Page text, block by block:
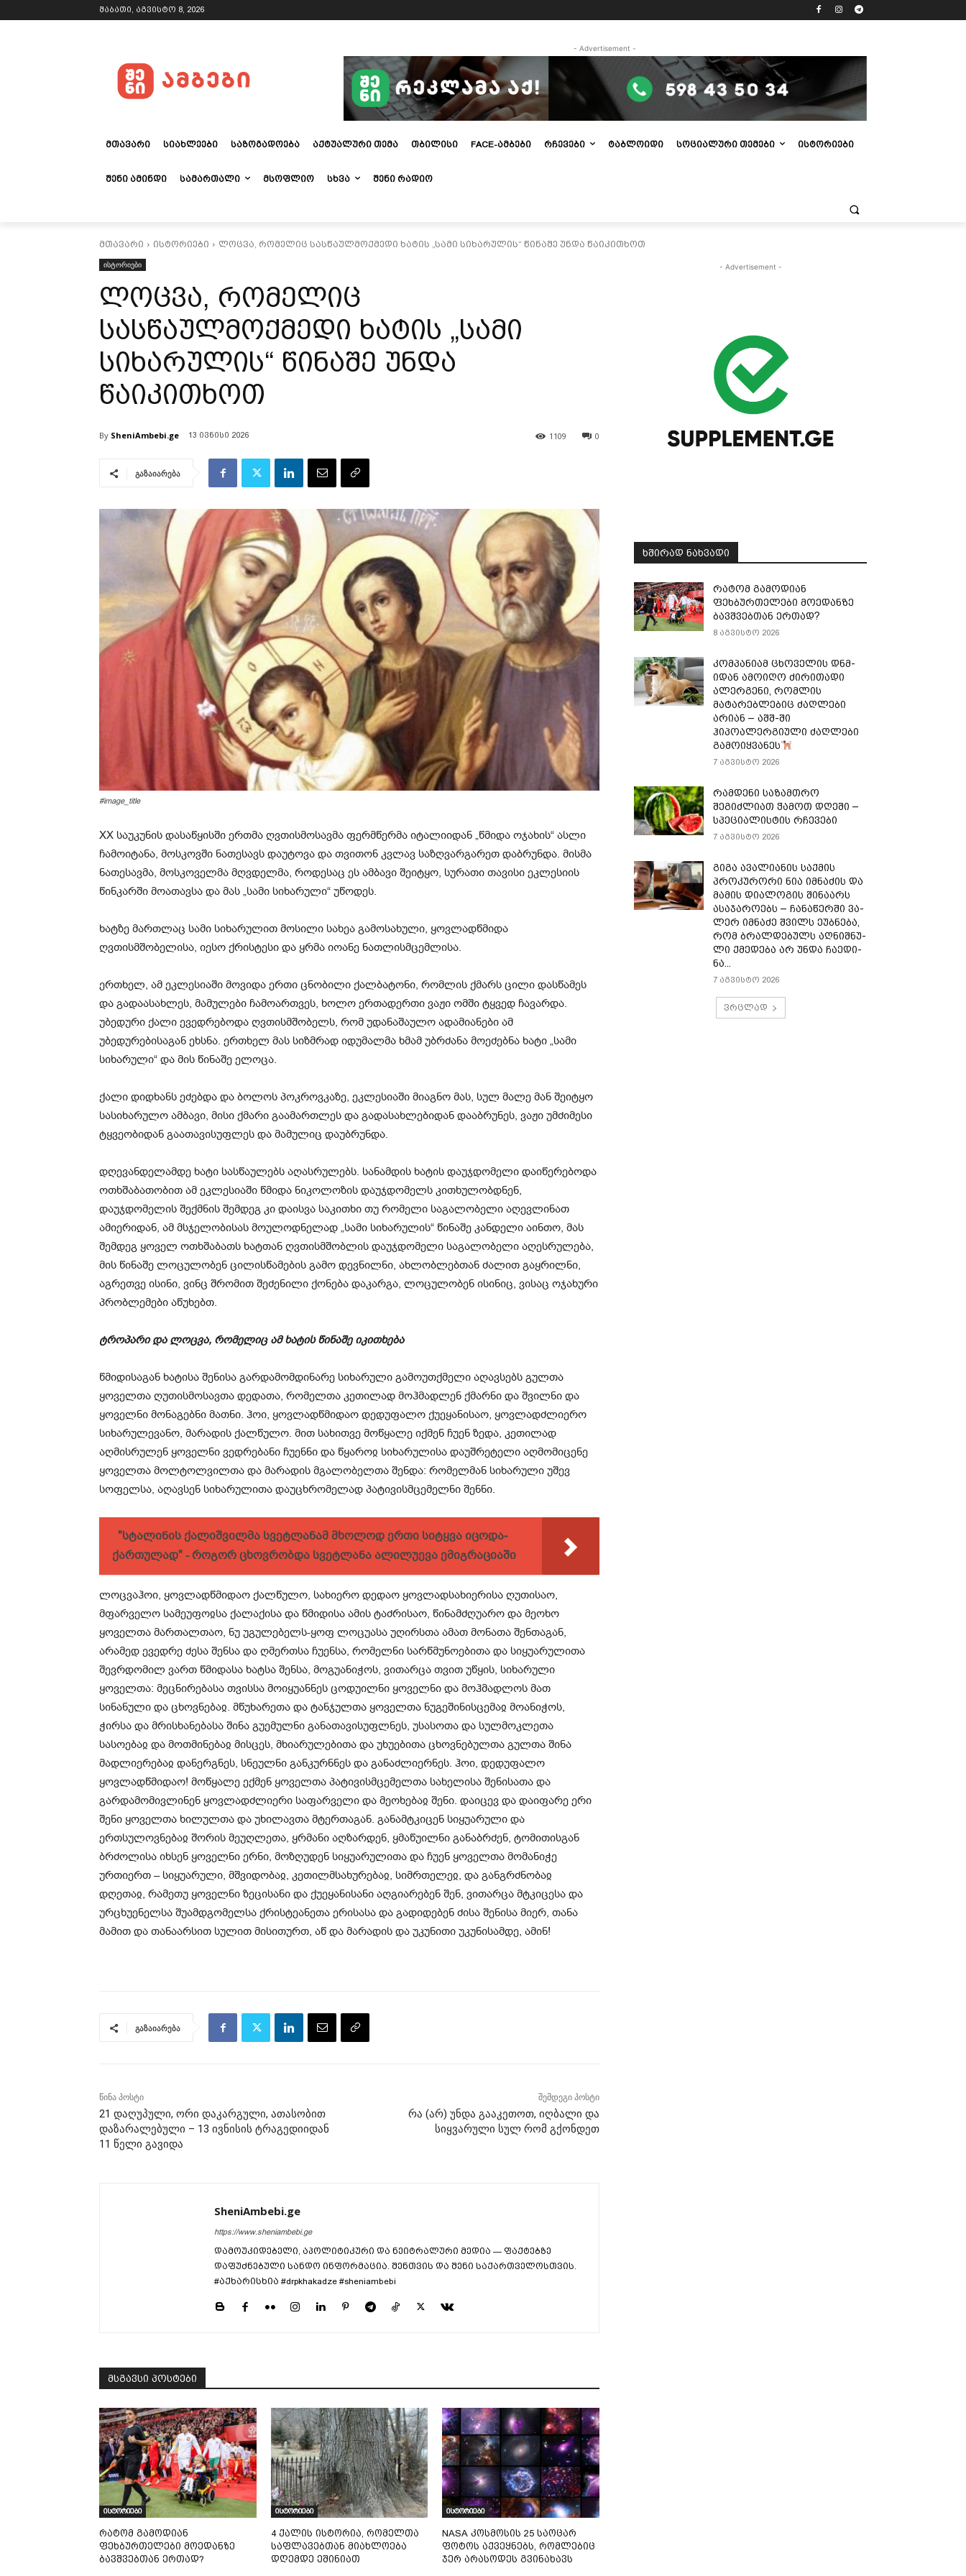
შაბათი, აგვისტო 8, 2026
- Advertisement -
ᲛᲗᲐᲕᲐᲠᲘ ᲡᲘᲐᲮᲚᲔᲔᲑᲘ ᲡᲐᲖᲝᲒᲐᲓᲝᲔᲑᲐ ᲐᲥᲢᲣᲐᲚᲣᲠᲘ ᲗᲔᲛᲐ ᲗᲑᲘᲚᲘᲡᲘ FACE-ᲐᲛᲑᲔᲑᲘ ᲠᲩᲔᲕᲔᲑᲘ ᲢᲐᲑᲚᲝᲘᲓᲘ ᲡᲝᲪᲘᲐᲚᲣᲠᲘ ᲗᲔᲛᲔᲑᲘ ᲘᲡᲢᲝᲠᲘᲔᲑᲘ
ᲨᲔᲜᲘ ᲐᲛᲘᲜᲓᲘ ᲡᲐᲛᲐᲠᲗᲐᲚᲘ ᲛᲡᲝᲤᲚᲘᲝ ᲡᲮᲕᲐ ᲨᲔᲜᲘ ᲠᲐᲓᲘᲝ
მთავარი ისტორიები
ლოცვა, რომელიც სასწაულმოქმედი ხატის „სამი სიხარულის“ წინაშე უნდა წაიკითხოთ
ისტორიები
ლოცვა, რომელიც
სასწაულმოქმედი ხატის „სამი
სიხარულის“ წინაშე უნდა
წაიკითხოთ
By SheniAmbebi.ge 13 ივნისი 2026 0
1109
გაზაიარება
#image_title
XX საუკუნის დასაწყისში ერთმა ღვთისმოსავმა ფერმწერმა იტალიიდან „წმიდა ოჯახის“ ასლი
ჩამოიტანა, მოსკოვში ნათესავს დაუტოვა და თვითონ კვლავ საზღვარგარეთ დაბრუნდა. მისმა
ნათესავმა, მოსკოველმა მღვდელმა, როდესაც ეს ამბავი შეიტყო, სურათი თავისი ეკლესიის
წინკარში მოათავსა და მას „სამი სიხარული“ უწოდეს.
ხატზე მართლაც სამი სიხარულით მოსილი სახეა გამოსახული, ყოვლადწმიდა
ღვთისმშობელისა, იესო ქრისტესი და ყრმა იოანე ნათლისმცემლისა.
ერთხელ, ამ ეკლესიაში მოვიდა ერთი ცნობილი ქალბატონი, რომლის ქმარს ცილი დასწამეს
და გადაასახლეს, მამულები ჩამოართვეს, ხოლო ერთადერთი ვაჟი ომში ტყვედ ჩავარდა.
უბედური ქალი ევედრებოდა ღვთისმშობელს, რომ უდანაშაულო ადამიანები ამ
უბედურებისაგან ეხსნა. ერთხელ მას სიზმრად იდუმალმა ხმამ უბრძანა მოეძებნა ხატი „სამი
სიხარული“ და მის წინაშე ელოცა.
ქალი დიდხანს ეძებდა და ბოლოს პოკროვკაზე, ეკლესიაში მიაგნო მას, სულ მალე მან შეიტყო
სასიხარულო ამბავი, მისი ქმარი გაამართლეს და გადასახლებიდან დააბრუნეს, ვაჟი უმძიმესი
ტყვეობიდან გაათავისუფლეს და მამულიც დაუბრუნდა.
დღევანდელამდე ხატი სასწაულებს აღასრულებს. სანამდის ხატის დაუჯდომელი დაიწერებოდა
ოთხშაბათობით ამ ეკლესიაში წმიდა ნიკოლოზის დაუჯდომელს კითხულობდნენ,
დაუჯდომელის შექმნის შემდეგ კი დაისვა საკითხი თუ რომელი საგალობელი აღევლინათ
ამიერიდან, ამ მსჯელობისას მოულოდნელად „სამი სიხარულის“ წინაშე კანდელი აინთო, მას
შემდეგ ყოველ ოთხშაბათს ხატთან ღვთისმშობლის დაუჯდომელი საგალობელი აღესრულება,
მის წინაშე ლოცულობენ ცილისწამების გამო დევნილნი, ახლობლებთან ძალით გაყრილნი,
აგრეთვე ისინი, ვინც შრომით შეძენილი ქონება დაკარგა, ლოცულობენ ისინიც, ვისაც ოჯახური
პრობლემები აწუხებთ.
ტროპარი და ლოცვა, რომელიც ამ ხატის წინაშე იკითხება
წმიდისაგან ხატისა შენისა გარდამომდინარე სიხარული გამოუთქმელი აღავსებს გულთა
ყოველთა ღუთისმოსავთა დედათა, რომელთა კეთილად მოჰმადლენ ქმარნი და შვილნი და
ყოველნი მონაგებნი მათნი. ჰოი, ყოვლადწმიდაო დედუფალო ქუეყანისაო, ყოვლადძლიერო
სიხარულევანო, მარადის ქალწულო. მით სახითვე მოწყალე იქმენ ჩუენ ზედა, კეთილად
აღმისრულენ ყოველნი ვედრებანი ჩუენნი და წყაროჲ სიხარულისა დაუშრეტელი აღმომიცენე
ყოველთა მოლტოლვილთა და მარადის მგალობელთა შენდა: რომელმან სიხარული უშევ
სოფელსა, აღავსენ სიხარულითა დაუცხრომელად პატივისმცემელნი შენნი.
"სტალინის ქალიშვილმა სვეტლანამ მხოლოდ ერთი სიტყვა იცოდა­
ქართულად" - როგორ ცხოვრობდა სვეტლანა ალილუევა ემიგრაციაში
ლოცვაჰოი, ყოვლადწმიდაო ქალწულო, სახიერო დედაო ყოვლადსახიერისა ღუთისაო,
მფარველო სამეუფოჲსა ქალაქისა და წმიდისა ამის ტაძრისაო, წინამძღუარო და მეოხო
ყოველთა მართალთაო, ნუ უგულებელს-ყოფ ლოცუასა უღირსთა ამათ მონათა შენთაგან,
არამედ ევედრე ძესა შენსა და ღმერთსა ჩუენსა, რომელნი სარწმუნოებითა და სიყუარულითა
შევრდომილ ვართ წმიდასა ხატსა შენსა, მოგუანიჭოს, ვითარცა თვით უწყის, სიხარული
ყოველთა: მეცნირებასა თვისსა მოიყუანნეს ცოდუილნი ყოველნი და მოჰმადლოს მათ
სინანული და ცხოვნებაჲ. მწუხარეთა და ტანჯულთა ყოველთა ნუგეშინისცემაჲ მოანიჭოს,
ჭირსა და მრისხანებასა შინა გუემულნი განათავისუფლნეს, უსასოთა და სულმოკლეთა
სასოებაჲ და მოთმინებაჲ მისცეს, მხიარულებითა და უხუებითა ცხოვნებულთა გულთა შინა
მადლიერებაჲ დანერგნეს, სნეულნი განკურნნეს და განაძლიერნეს. ჰოი, დედუფალო
ყოვლადწმიდაო! მოწყალე ექმენ ყოველთა პატივისმცემელთა სახელისა შენისათა და
გარდამომივლინენ ყოვლადძლიერი საფარველი და მეოხებაჲ შენი. დაიცევ და დაიფარე ერი
შენი ყოველთა ხილულთა და უხილავთა მტერთაგან. განამტკიცენ სიყუარული და
ერთსულოვნებაჲ შორის მეუღლეთა, ყრმანი აღზარდენ, ყმაწუილნი განაბრძენ, ტომითისგან
ბრძოლისა იხსენ ყოველნი ერნი, მოზღუდენ სიყუარულითა და ჩუენ ყოველთა მომანიჭე
ურთიერთ – სიყუარული, მშვიდობაჲ, კეთილმსახურებაჲ, სიმრთელეჲ, და განგრძნობაჲ
დღეთაჲ, რამეთუ ყოველნი ზეცისანი და ქუეყანისანი აღგიარებენ შენ, ვითარცა მტკიცესა და
ურცხუენელსა შუამდგომელსა ქრისტეანეთა ერისასა და გადიდებენ ძისა შენისა მიერ, თანა
მამით და თანაარსით სულით მისითურთ, აწ და მარადის და უკუნითი უკუნისამდე, ამინ!
გაზაიარება
წინა პოსტი
21 დაღუპული, ორი დაკარგული, ათასობით
დაზარალებული – 13 ივნისის ტრაგედიიდან
11 წელი გავიდა
შემდეგი პოსტი
რა (არ) უნდა გააკეთოთ, იღბალი და
სიყვარული სულ რომ გქონდეთ
SheniAmbebi.ge
https://www.sheniambebi.ge
დამოუკიდებელი, აპოლიტიკური და ნეიტრალური მედია — ფაქტებზე
დაფუძნებული სანდო ინფორმაცია. შენთვის და შენი საქართველოსთვის.
#აქხარისხია #drpkhakadze #sheniambebi
მსგავსი პოსტები
ისტორიები
რატომ გამოდიან
ფეხბურთელები მოედანზე
ბავშვებთან ერთად?
ისტორიები
4 ქალის ისტორია, რომელთა
საფლავებთან მიახლოება
დღემდე ეშინიათ
ისტორიები
NASA კოსმოსის 25 საოცარ
ფოტოს აქვეყნებს, რომლებიც
ჯერ არასოდეს გვინახავს
- Advertisement -
ᲮᲨᲘᲠᲐᲓ ᲜᲐᲮᲕᲐᲓᲘ
რატომ გამოდიან
ფეხბურთელები მოედანზე
ბავშვებთან ერთად?
8 აგვისტო 2026
კომპანიამ ცხოველის დნმ-
იდან ამოიღო ძირითადი
ალერგენი, რომლის
მატარებლებიც ძაღლები
არიან – აშშ-ში
ჰიპოალერგიული ძაღლები
გამოიყვანეს
7 აგვისტო 2026
რამდენი საზამთრო
შეგიძლიათ ჭამოთ დღეში –
სპეციალისტის რჩევები
7 აგვისტო 2026
გიგა ავალიანის საქმის
პროკურორი ნია იმნაძის და
მამის დიალოგის შინაარს
ასაჯაროებს – ჩა­ნა­წერ­ში ვა­
ლერ იმ­ნა­ძე შვილს ეუბ­ნე­ბა,
რომ ბრალ­დე­ბულს აღ­ნიშ­ნუ­
ლი ქმე­დე­ბა არ უნდა ჩა­ე­დი­
ნა...
7 აგვისტო 2026
ვრცლად